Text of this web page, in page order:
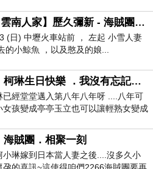
【中壢．雲南人家】歷久彌新 - 海賊團10週年聚 !!!!!
(日) 中壢火車站前 ， 左起 小雪人妻
的小鯨魚 ，以及憨及的娘...
２０１１ 柯琳生日快樂 ．我沒有忘記搶第一名
已經堂堂邁入第八年八年呀 ....八年可
女孩變成亭亭玉立也可以讓輕熟女變成
海賊團．相聚一刻
小琳嫁到日本當人妻之後....沒多久小